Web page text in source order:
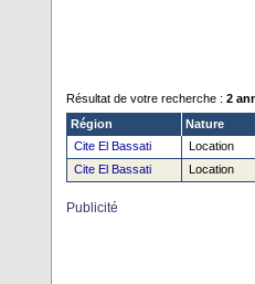
Résultat de votre recherche : 2
Région
Nature
Cite El Bassati
Location
Cite El Bassati
Location
Publicité